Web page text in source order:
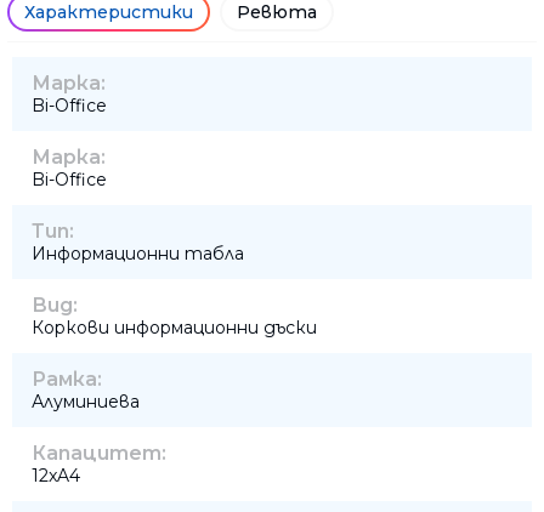
Характеристики Ревюта
Марка:
Bi-Office
Марка:
Bi-Office
Тип:
Информационни табла
Вид:
Коркови информационни дъски
Рамка:
Алуминиева
Капацитет:
12xA4